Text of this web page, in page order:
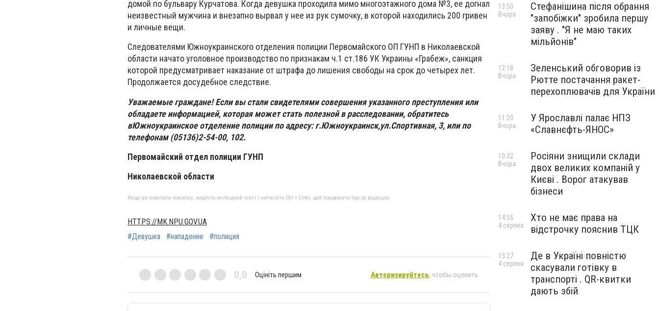
домой по бульвару Курчатова. Когда девушка проходила мимо многоэтажного дома №3, ее догнал
неизвестный мужчина и внезапно вырвал у нее из рук сумочку, в которой находились 200 гривен
и личные вещи.
Следователями Южноукраинского отделения полиции Первомайского ОП ГУНП в Николаевской
области начато уголовное производство по признакам ч.1 ст.186 УК Украины «Грабеж», санкция
которой предусматривает наказание от штрафа до лишения свободы на срок до четырех лет.
Продолжается досудебное следствие.
Уважаемые граждане! Если вы стали свидетелями совершения указанного преступления или
обладаете информацией, которая может стать полезной в расследовании, обратитесь
вЮжноукраинское отделение полиции по адресу: г.Южноукраинск,ул.Спортивная, 3, или по
телефонам (05136)2-54-00, 102.
Первомайский отдел полиции ГУНП
Николаевской области
Якщо ви помітили помилку, виділіть необхідний текст і натисніть Ctrl + Enter, щоб повідомити про це редакцію
HTTPS://MK.NPU.GOV.UA
#Девушка
#нападение #полиция
0,0 Оцініть першим Авторизируйтесь, чтобы оценить
Стефанішина після обрання
"запобіжки" зробила першу
заяву . "Я не маю таких
мільйонів"
13:50
Вчора
Зеленський обговорив із
Рютте постачання ракет-
перехоплювачів для України
12:18
Вчора
У Ярославлі палає НПЗ
«Славнєфть-ЯНОС»
11:20
Вчора
Росіяни знищили склади
двох великих компаній у
Києві . Ворог атакував
бізнеси
10:32
Вчора
Хто не має права на
відстрочку пояснив ТЦК
14:55
4 серпня
Де в Україні повністю
скасували готівку в
транспорті . QR-квитки
дають збій
13:27
4 серпня